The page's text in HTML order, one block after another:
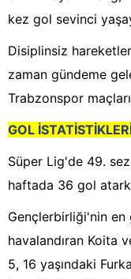
kez gol sevinci
Disiplinsiz
zaman gündeme
Trabzonspor
GOL
Süper Lig'de 49.
haftada 36 gol
Gençlerbirliği'nin
havalandıran Koita
5, 16 yaşındaki